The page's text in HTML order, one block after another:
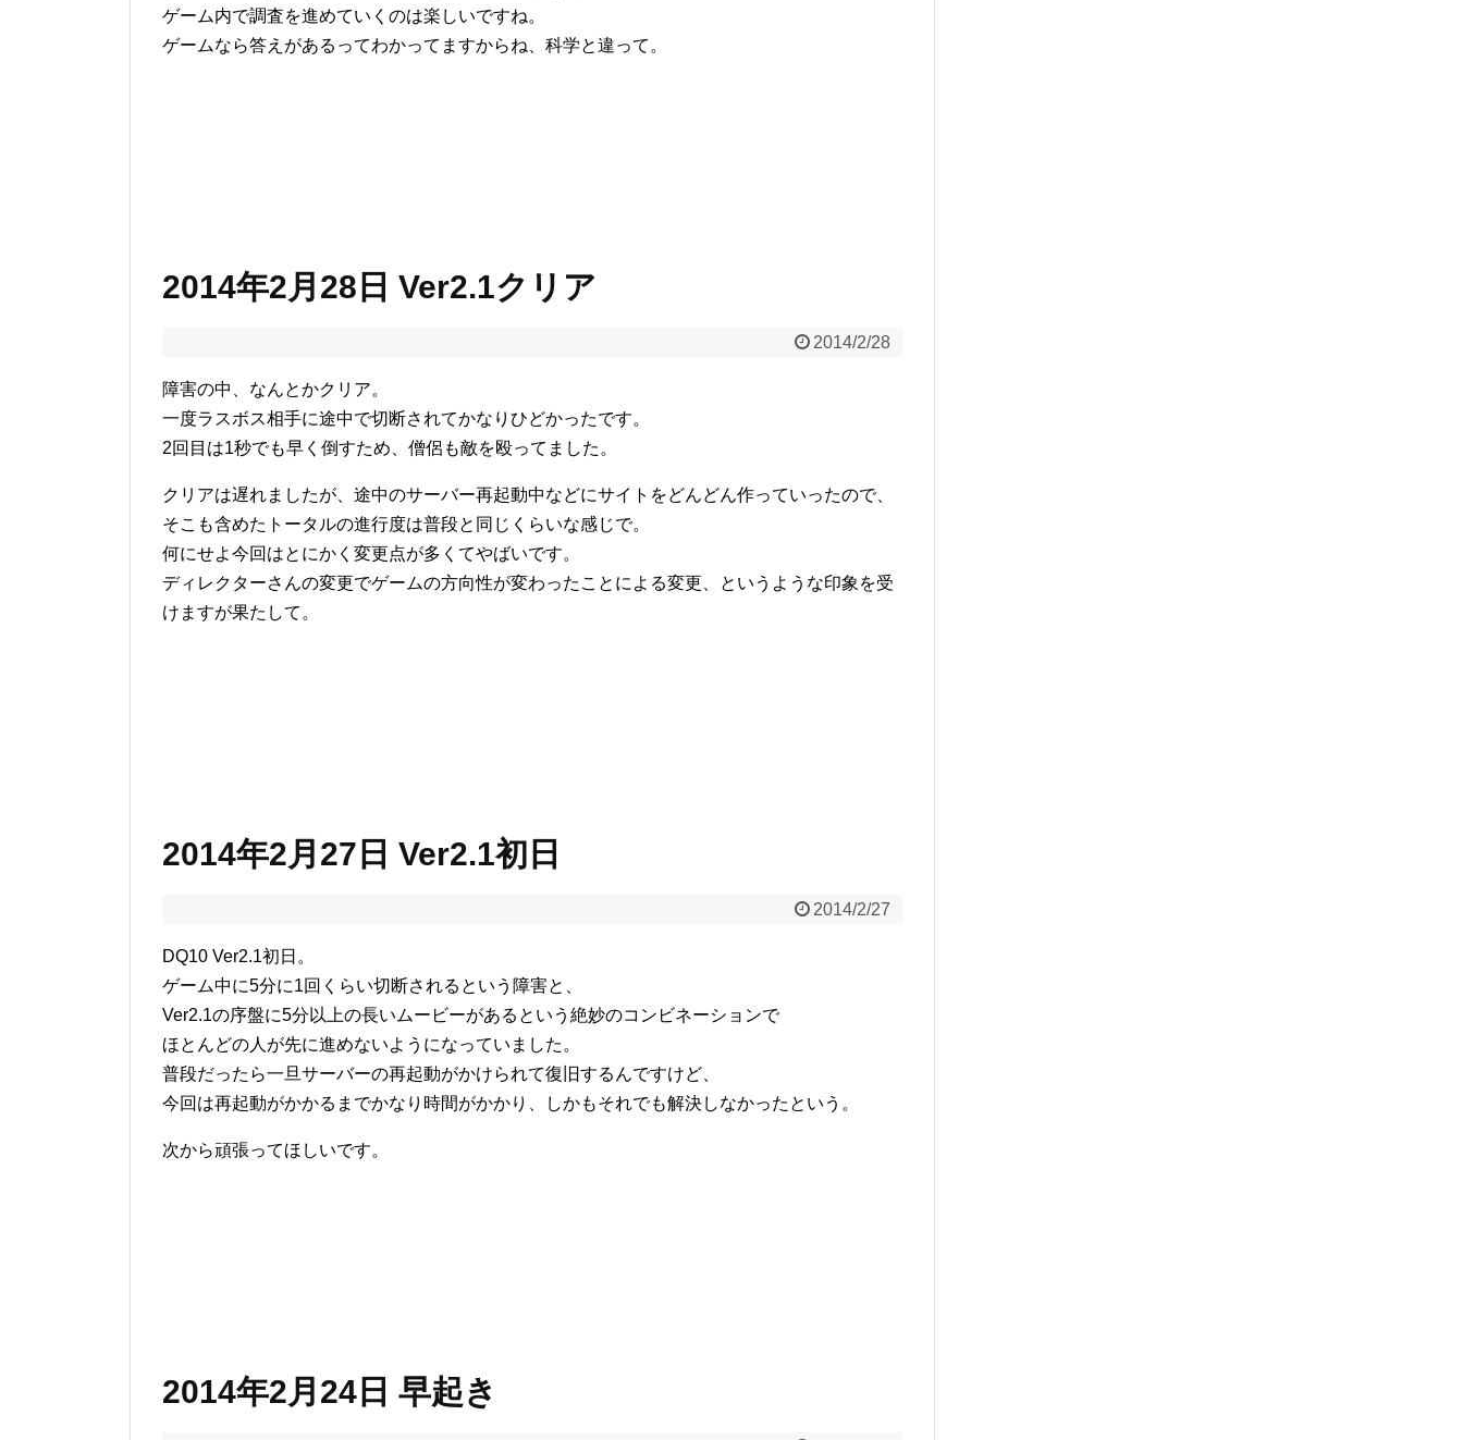
ゲーム内で調査を進めていくのは楽しいですね。
ゲームなら答えがあるってわかってますからね、科学と違って。
2014年2月28日 Ver2.1クリア
2014/2/28
障害の中、なんとかクリア。
一度ラスボス相手に途中で切断されてかなりひどかったです。
2回目は1秒でも早く倒すため、僧侶も敵を殴ってました。
クリアは遅れましたが、途中のサーバー再起動中などにサイトをどんどん作っていったので、
そこも含めたトータルの進行度は普段と同じくらいな感じで。
何にせよ今回はとにかく変更点が多くてやばいです。
ディレクターさんの変更でゲームの方向性が変わったことによる変更、というような印象を受
けますが果たして。
2014年2月27日 Ver2.1初日
2014/2/27
DQ10 Ver2.1初日。
ゲーム中に5分に1回くらい切断されるという障害と、
Ver2.1の序盤に5分以上の長いムービーがあるという絶妙のコンビネーションで
ほとんどの人が先に進めないようになっていました。
普段だったら一旦サーバーの再起動がかけられて復旧するんですけど、
今回は再起動がかかるまでかなり時間がかかり、しかもそれでも解決しなかったという。
次から頑張ってほしいです。
2014年2月24日 早起き